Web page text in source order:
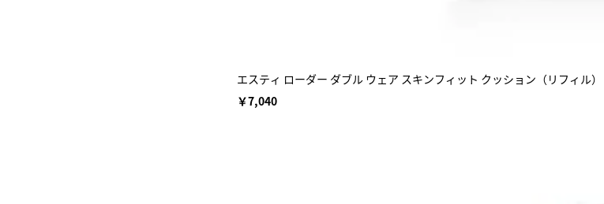
エスティ ローダー ダブル ウェア スキンフィット クッション（リフィル）
￥7,040